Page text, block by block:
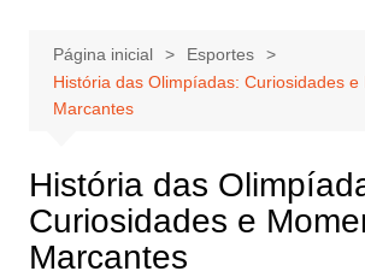
Página inicial
Esportes
História das Olimpíadas: Curiosidades e
Marcantes
História das
Curiosidades e
Marcantes